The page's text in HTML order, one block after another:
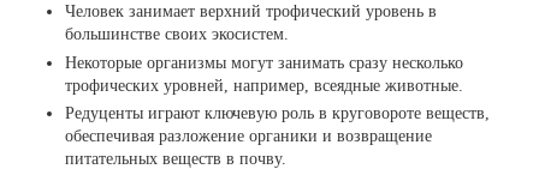
Человек занимает верхний трофический уровень в
большинстве своих экосистем.
Некоторые организмы могут занимать сразу несколько
трофических уровней, например, всеядные животные.
Редуценты играют ключевую роль в круговороте веществ,
обеспечивая разложение органики и возвращение
питательных веществ в почву.